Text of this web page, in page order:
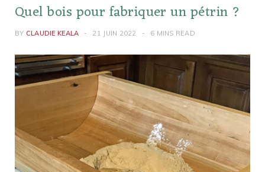
Quel bois pour fabriquer un pétrin ?
BY CLAUDIE KEALA 21 JUIN 2022 6 MINS READ